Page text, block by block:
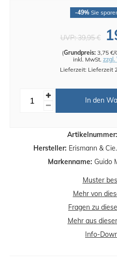
Artikelnummer:
Hersteller: Erismann &
Markenname: Guido
-49% Sie
UVP:39,95 €
(Grundpreis: 3,75
inkl. MwSt. zzgl.
Lieferzeit: Lieferzeit
In den
Muster
Mehr von
Fragen zu
Mehr aus
Info-